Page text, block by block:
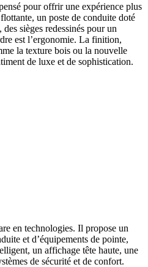
pour offrir une expérience plus
un poste de conduite doté
sièges redessinés pour un
est l’ergonomie. La finition,
la texture bois ou la nouvelle
de luxe et de sophistication.
en technologies. Il propose un
et d’équipements de pointe,
un affichage tête haute, une
de sécurité et de confort.